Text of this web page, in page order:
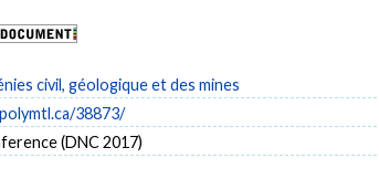
civil, géologique et des mines
38873/
(DNC 2017)